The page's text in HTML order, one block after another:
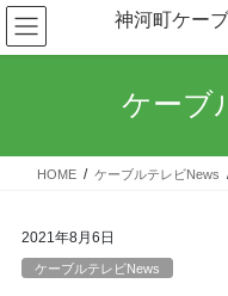
コ
ン
テ
ス
ナ
ビ
ゲ
ン
神河町ケー
ケーブ
HOME ケーブルテレビNews
2021年8月6日
ケーブルテレビNews